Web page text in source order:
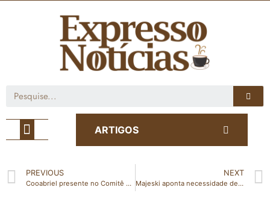
ARTIGOS
PREVIOUS
Cooabriel presente no Comitê Nacional de Mulheres do Sistema OCB
NEXT
Majeski aponta necessidade de ampliação de segurança nas escolas